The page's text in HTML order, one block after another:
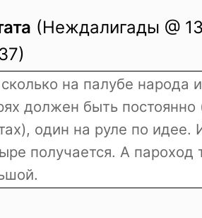
(Неждалигады @
на палубе народа
должен быть
один на руле по идее.
получается. А пароход